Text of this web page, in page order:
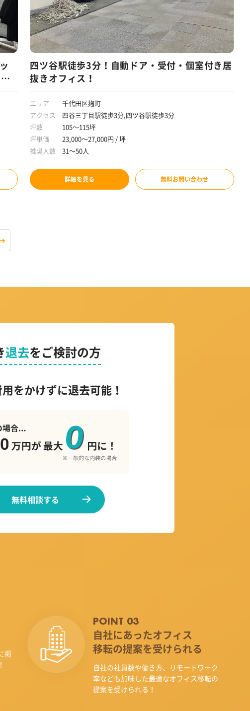
四ツ谷駅徒歩3分！自動ドア・受付・個室付き居
抜きオフィス！
エリア
千代田区麹町
アクセス
四谷三丁目駅徒歩3分,四ツ谷駅徒歩3分
坪数
105～115坪
坪単価
23,000～27,000円 / 坪
推奨人数
31～50人
詳細を見る 無料お問い合わせ
退去をご検討の方
をかけずに退去可能！
無料相談する
掲
POINT 03
自社にあったオフィス
移転の提案を受けられる
自社の社員数や働き方、リモートワーク
率なども加味した最適なオフィス移転の
提案を受けられる！